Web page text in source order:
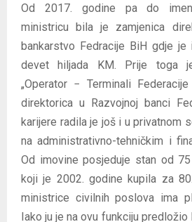
Od 2017. godine pa do
ministricu bila je zamjenica
bankarstvo Fedracije BiH gdje je
devet hiljada KM. Prije toga
„Operator − Terminali
direktorica u Razvojnoj banci
karijere radila je još i u privatnom
na administrativno-tehničkim i
Od imovine posjeduje stan od 75
koji je 2002. godine kupila za
ministrice civilnih poslova ima
Iako ju je na ovu funkciju predložio